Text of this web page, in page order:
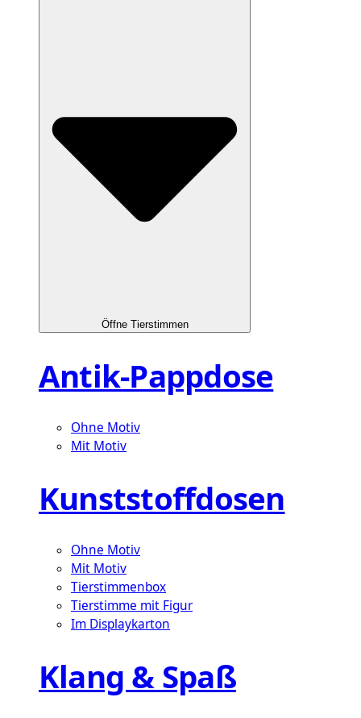
Öffne Tierstimmen
Antik-Pappdose
Ohne Motiv
Mit Motiv
Kunststoffdosen
Ohne Motiv
Mit Motiv
Tierstimmenbox
Tierstimme mit Figur
Im Displaykarton
Klang & Spaß